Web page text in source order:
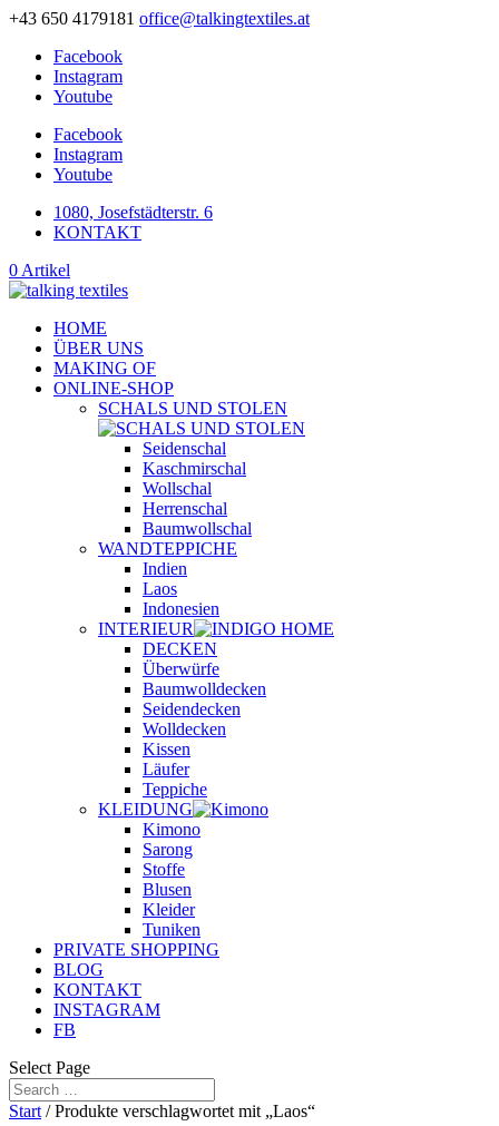
+43 650 4179181 office@talkingtextiles.at
Facebook
Instagram
Youtube
Facebook
Instagram
Youtube
1080, Josefstädterstr. 6
KONTAKT
0 Artikel
HOME
ÜBER UNS
MAKING OF
ONLINE-SHOP
SCHALS UND STOLEN
Seidenschal
Kaschmirschal
Wollschal
Herrenschal
Baumwollschal
WANDTEPPICHE
Indien
Laos
Indonesien
INTERIEUR
DECKEN
Überwürfe
Baumwolldecken
Seidendecken
Wolldecken
Kissen
Läufer
Teppiche
KLEIDUNG
Kimono
Sarong
Stoffe
Blusen
Kleider
Tuniken
PRIVATE SHOPPING
BLOG
KONTAKT
INSTAGRAM
FB
Select Page
Start / Produkte verschlagwortet mit „Laos“